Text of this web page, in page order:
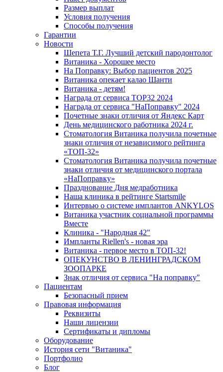
Размер выплат
Условия получения
Способы получения
Гарантии
Новости
Шепета Т.Г. Лучший детский пародонтолог
Витаника - Хорошее место
На Поправку: Выбор пациентов 2025
Витаника опекает калао Шанти
Витаника - детям!
Награда от сервиса TOP32 2024
Награда от сервиса "НаПоправку" 2024
Почетные знаки отличия от Яндекс Карт
День медицинского работника 2024 г.
Стоматология Витаника получила почетные
знаки отличия от независимого рейтинга
«ТОП-32»
Стоматология Витаника получила почетные
знаки отличия от медицинского портала
«НаПоправку»
Празднование Дня медработника
Наша клиника в рейтинге Startsmile
Интервью о системе имплантов ANKYLOS
Витаника участник социальной программы
Вместе
Клиника - "Народная 42"
Импланты Riellen's - новая эра
Витаника - первое место в ТОП-32!
ОПЕКУНСТВО В ЛЕНИНГРАДСКОМ
ЗООПАРКЕ
Знак отличия от сервиса "На поправку"
Пациентам
Безопасный прием
Правовая информация
Реквизиты
Наши лицензии
Сертификаты и дипломы
Оборудование
История сети "Витаника"
Портфолио
Блог